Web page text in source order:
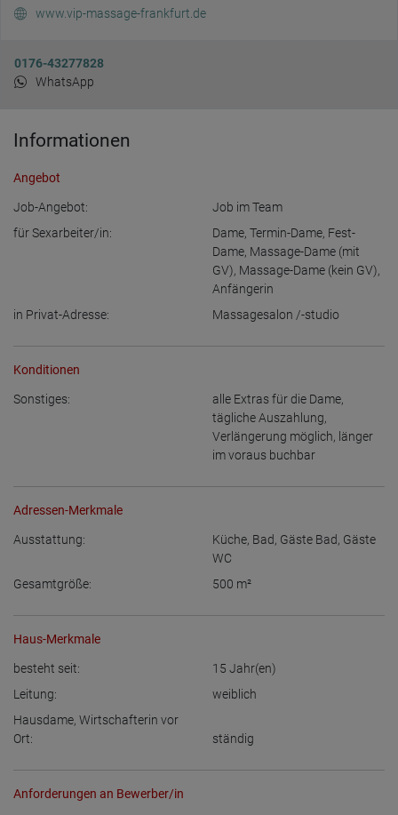
www.vip-massage-frankfurt.de
0176-43277828
WhatsApp
Informationen
Angebot
Job-Angebot:
Job im Team
für Sexarbeiter/in:
Dame, Termin-Dame, Fest-
Dame, Massage-Dame (mit
GV), Massage-Dame (kein GV),
Anfängerin
in Privat-Adresse:
Massagesalon /-studio
Konditionen
Sonstiges: alle Extras für die Dame,
tägliche Auszahlung,
Verlängerung möglich, länger
im voraus buchbar
Adressen-Merkmale
Ausstattung: Küche, Bad, Gäste Bad, Gäste
WC
Gesamtgröße:
500 m²
Haus-Merkmale
besteht seit: 15 Jahr(en)
Leitung:
weiblich
Hausdame, Wirtschafterin vor
Ort:
ständig
Anforderungen an Bewerber/in